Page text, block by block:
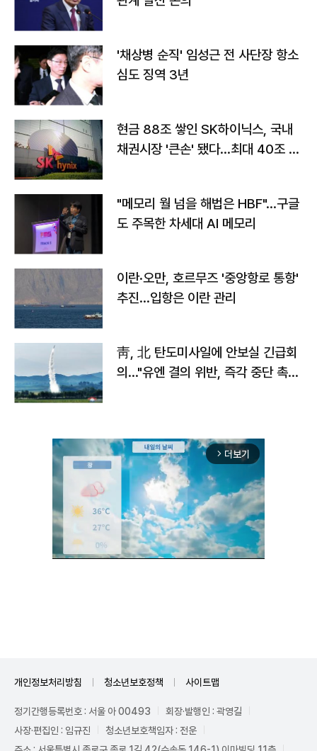
'채상병 순직' 임성근 전 사단장 항소
심도 징역 3년
현금 88조 쌓인 SK하이닉스, 국내
채권시장 '큰손' 됐다…최대 40조 투
"메모리 월 넘을 해법은 HBF"…구글
도 주목한 차세대 AI 메모리
이란·오만, 호르무즈 '중앙항로 통항'
추진…입항은 이란 관리
靑, 北 탄도미사일에 안보실 긴급회
의…"유엔 결의 위반, 즉각 중단 촉
arrow_forward_ios 더보기
개인정보처리방침 청소년보호정책 사이트맵
정기간행등록번호 : 서울 아 00493
회장·발행인 : 곽영길
사장·편집인 : 임규진
청소년보호책임자 : 전운